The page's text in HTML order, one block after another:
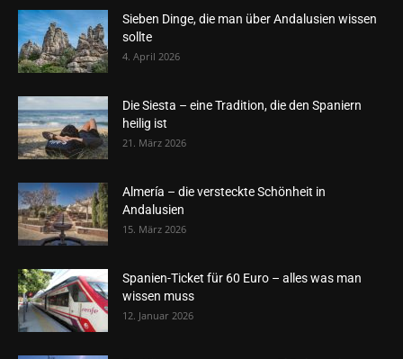
Sieben Dinge, die man über Andalusien wissen
sollte
4. April 2026
Die Siesta – eine Tradition, die den Spaniern
heilig ist
21. März 2026
Almería – die versteckte Schönheit in
Andalusien
15. März 2026
Spanien-Ticket für 60 Euro – alles was man
wissen muss
12. Januar 2026